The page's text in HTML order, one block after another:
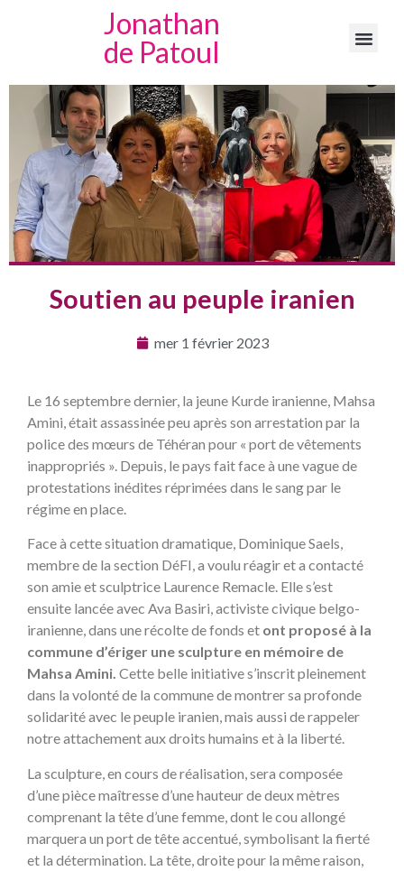
Jonathan
de Patoul
Soutien au peuple iranien
mer 1 février 2023
Le 16 septembre dernier, la jeune Kurde iranienne, Mahsa
Amini, était assassinée peu après son arrestation par la
police des mœurs de Téhéran pour « port de vêtements
inappropriés ». Depuis, le pays fait face à une vague de
protestations inédites réprimées dans le sang par le
régime en place.
Face à cette situation dramatique, Dominique Saels,
membre de la section DéFI, a voulu réagir et a contacté
son amie et sculptrice Laurence Remacle. Elle s’est
ensuite lancée avec Ava Basiri, activiste civique belgo-
iranienne, dans une récolte de fonds et ont proposé à la
commune d’ériger une sculpture en mémoire de
Mahsa Amini. Cette belle initiative s’inscrit pleinement
dans la volonté de la commune de montrer sa profonde
solidarité avec le peuple iranien, mais aussi de rappeler
notre attachement aux droits humains et à la liberté.
La sculpture, en cours de réalisation, sera composée
d’une pièce maîtresse d’une hauteur de deux mètres
comprenant la tête d’une femme, dont le cou allongé
marquera un port de tête accentué, symbolisant la fierté
et la détermination. La tête, droite pour la même raison,